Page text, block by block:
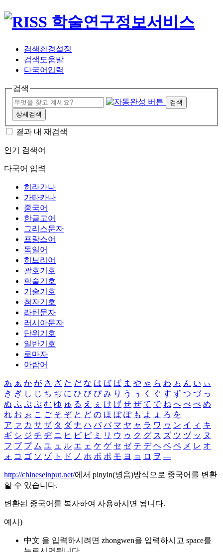
검색환경설정
검색도움말
다국어입력
검색
검색
상세검색
결과 내 재검색
인기 검색어
다국어 입력
히라가나
가타카나
중국어
한글고어
그리스문자
프랑스어
독일어
히브리어
괄호기호
학술기호
기술기호
첨자기호
라틴문자
러시아문자
단위기호
일반기호
로마자
아랍어
あ ぁ か が さ ざ た だ な は ば ぱ ま や ゃ ら わ ゎ ん い ぃ
き ぎ し じ ち ぢ に ひ び ぴ み り う ぅ く ぐ す ず つ づ っ
ぬ ふ ぶ ぷ む ゆ ゅ る え ぇ け げ せ ぜ て で ね へ べ ぺ め
れ お ぉ こ ご そ ぞ と ど の ほ ぼ ぽ も よ ょ ろ を
ア ァ カ サ ザ タ ダ ナ ハ バ パ マ ヤ ャ ラ ワ ヮ ン イ ィ キ
ギ シ ジ チ ヂ ニ ヒ ビ ピ ミ リ ウ ゥ ク グ ス ズ ツ ヅ ッ ヌ
フ ブ プ ム ユ ュ ル エ ェ ケ ゲ セ ゼ テ デ ヘ ベ ペ メ レ オ
ォ コ ゴ ソ ゾ ト ド ノ ホ ボ ポ モ ヨ ョ ロ ヲ ―
http://chineseinput.net/에서 pinyin(병음)방식으로 중국어를 변환
할 수 있습니다.
변환된 중국어를 복사하여 사용하시면 됩니다.
예시)
中文 을 입력하시려면 zhongwen을 입력하시고 space를